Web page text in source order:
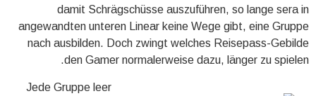
damit Schrägschüsse auszuführen, so lange sera in
angewandten unteren Linear keine Wege gibt, eine Gruppe
nach ausbilden. Doch zwingt welches Reisepass-Gebilde
den Gamer normalerweise dazu, länger zu spielen.
Jede Gruppe leer